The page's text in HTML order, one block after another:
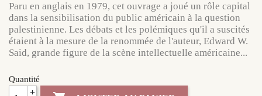
Paru en anglais en 1979, cet ouvrage a joué un rôle capital
dans la sensibilisation du public américain à la question
palestinienne. Les débats et les polémiques qu'il a suscités
étaient à la mesure de la renommée de l'auteur, Edward W.
Said, grande figure de la scène intellectuelle américaine...
Quantité
+